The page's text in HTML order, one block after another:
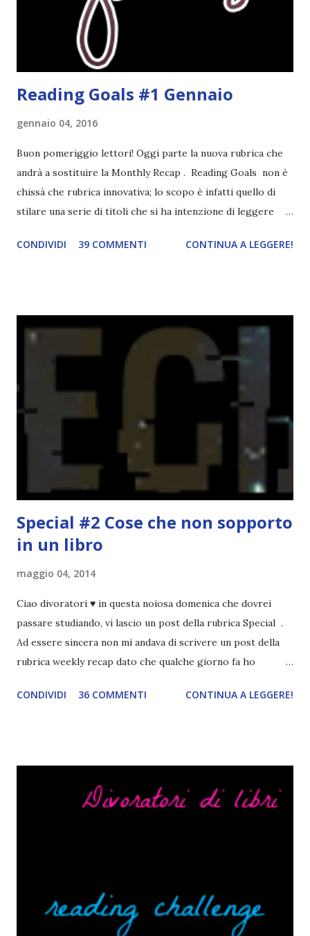
streghe di Salem e se oltre alle streghe aggiungiamo
mondi paralleli e gemelle malefiche, la mia curiosità monta
Reading Goals #1 Gennaio
gennaio 04, 2016
Buon pomeriggio lettori! Oggi parte la nuova rubrica che
andrà a sostituire la Monthly Recap . Reading Goals non è
chissà che rubrica innovativa; lo scopo è infatti quello di
stilare una serie di titoli che si ha intenzione di leggere
una rubrica per tenere sotto controllo le reading
spaziare con i generi letterari e non limitarmi al fantasy.
Per farvi un esempio nel 2015 mi sembra di aver letto
troppi libri impegnativi e davvero pochi libri "leggeri", il
che non è sempre un bene. Credo che sia stata la principale
causa per il mio calo di letture. Comunque, ogni mese -
nessun giorno fisso, però - pubblicherò questo post.
Spero che la rubrica sia di vostro gradimento. GENNAIO
TBR+OBIETTIVI Questa è la mia tbr del mese...
CONDIVIDI 39 COMMENTI CONTINUA A LEGGERE!
Special #2 Cose che non sopporto
in un libro
maggio 04, 2014
Ciao divoratori ♥ in questa noiosa domenica che dovrei
passare studiando, vi lascio un post della rubrica Special .
Ad essere sincera non mi andava di scrivere un post della
rubrica weekly recap dato che qualche giorno fa ho
troppo creare un nuovo banner xD Nella puntata di oggi vi
RAGAZZI nei libri hanno i capelli arruffati. Vabbè, c'è crisi, il
dei libri sono dei grandi lettori, fatto sta che io non ho mai
trovato una scena in ...
CONDIVIDI 36 COMMENTI CONTINUA A LEGGERE!